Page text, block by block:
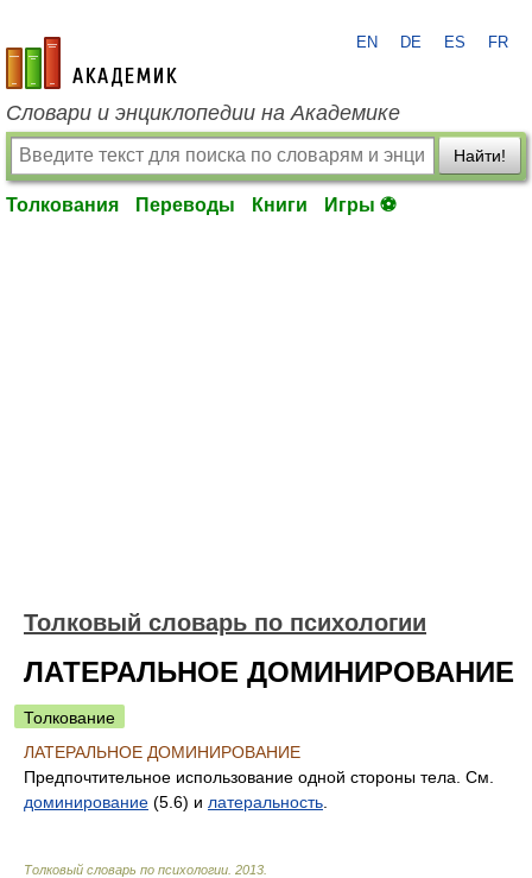
academic.ru
EN DE ES FR
Словари и энциклопедии на Академике
Найти!
Толкования Переводы Книги Игры ⚽
Толковый словарь по психологии
ЛАТЕРАЛЬНОЕ ДОМИНИРОВАНИЕ
Толкование
ЛАТЕРАЛЬНОЕ ДОМИНИРОВАНИЕ
Предпочтительное использование одной стороны тела. См.
доминирование (5.6) и латеральность
Толковый словарь по психологии 2013